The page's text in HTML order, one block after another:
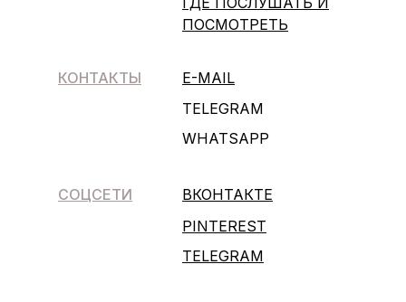
КОНТАКТЫ
СОЦСЕТИ
E-MAIL
TELEGRAM
TELEGRAM
WHATSAPP
ВКОНТАКТЕ
PINTEREST
ПОСМОТРЕТЬ